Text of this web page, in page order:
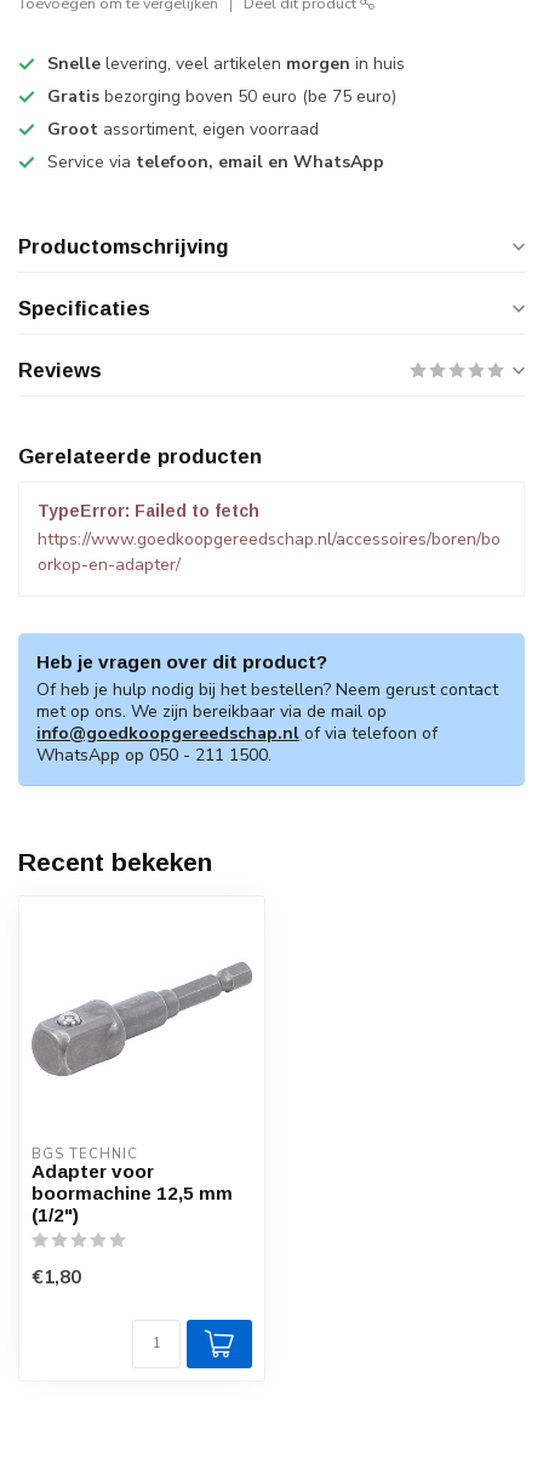
Snelle levering, veel artikelen morgen in huis
Gratis bezorging boven 50 euro (be 75 euro)
Groot assortiment, eigen voorraad
Service via telefoon, email en WhatsApp
Productomschrijving
Specificaties
Reviews
Gerelateerde producten
TypeError: Failed to fetch
https://www.goedkoopgereedschap.nl/accessoires/boren/bo
orkop-en-adapter/
Heb je vragen over dit product?
Of heb je hulp nodig bij het bestellen? Neem gerust contact
met op ons. We zijn bereikbaar via de mail op
info@goedkoopgereedschap.nl of via telefoon of
WhatsApp op 050 - 211 1500.
Recent bekeken
BGS TECHNIC
Adapter voor
boormachine 12,5 mm
(1/2")
€1,80